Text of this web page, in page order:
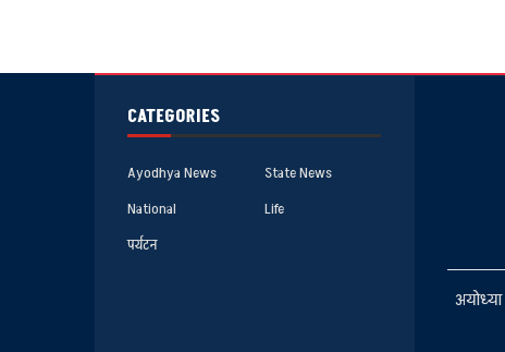
CATEGORIES
Ayodhya News
State News
National
Life
पर्यटन
अयोध्या